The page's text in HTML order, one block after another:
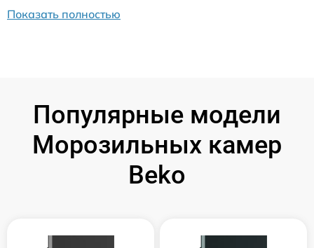
Показать полностью
Популярные модели
Морозильных камер
Beko